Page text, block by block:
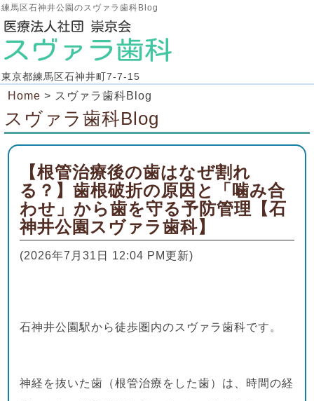
練馬区石神井公園のスヴァラ歯科Blog
東京都練馬区石神井町7-7-15
Home > スヴァラ歯科Blog
スヴァラ歯科Blog
【根管治療後の歯はなぜ割れ
る？】歯根破折の原因と「噛み合
わせ」から歯を守る予防管理【石
神井公園スヴァラ歯科】
(2026年7月31日 12:04 PM更新)
石神井公園駅から徒歩圏内のスヴァラ歯科です。
神経を抜いた歯（根管治療をした歯）は、時間の経